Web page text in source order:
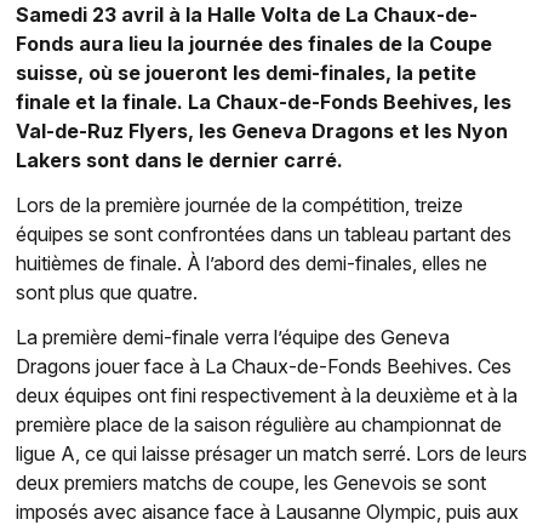
Samedi 23 avril à la Halle Volta de La Chaux-de-
Fonds aura lieu la journée des finales de la Coupe
suisse, où se joueront les demi-finales, la petite
finale et la finale. La Chaux-de-Fonds Beehives, les
Val-de-Ruz Flyers, les Geneva Dragons et les Nyon
Lakers sont dans le dernier carré.
Lors de la première journée de la compétition, treize
équipes se sont confrontées dans un tableau partant des
huitièmes de finale. À l’abord des demi-finales, elles ne
sont plus que quatre.
La première demi-finale verra l’équipe des Geneva
Dragons jouer face à La Chaux-de-Fonds Beehives. Ces
deux équipes ont fini respectivement à la deuxième et à la
première place de la saison régulière au championnat de
ligue A, ce qui laisse présager un match serré. Lors de leurs
deux premiers matchs de coupe, les Genevois se sont
imposés avec aisance face à Lausanne Olympic, puis aux